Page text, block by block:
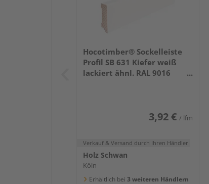
Hocotimber® Sockelleiste
Profil SB 631 Kiefer weiß
lackiert ähnl. RAL 9016
3,92 € / lfm
Verkauf & Versand durch Ihren Händler
Holz Schwan
Köln
Erhältlich bei 3 weiteren Händlern